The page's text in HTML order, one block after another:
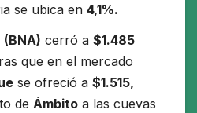
se ubica en 4,1%.
cerró a $1.485
que en el mercado
se ofreció a $1.515,
de Ámbito a las cuevas